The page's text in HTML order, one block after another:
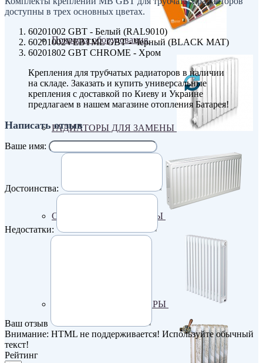
Покраска оборудования
РАДИАТОРЫ ДЛЯ ЗАМЕНЫ
СТАЛЬНЫЕ РАДИАТОРЫ
ТРУБЧАТЫЕ РАДИАТОРЫ
доступны в трех основных цветах.
60201002 GBT - Белый (RAL9010)
60201002VEBTML GBT - Черный (BLACK MAT)
60201802 GBT CHROME - Хром
Крепления для трубчатых радиаторов в наличии
на складе. Заказать и купить универсальные
крепления с доставкой по Киеву и Украине
предлагаем в нашем магазине отопления Батарея!
Написать отзыв
Ваше имя:
Достоинства:
Недостатки:
Ваш отзыв
Внимание: HTML не поддерживается! Используйте обычный
текст!
Рейтинг